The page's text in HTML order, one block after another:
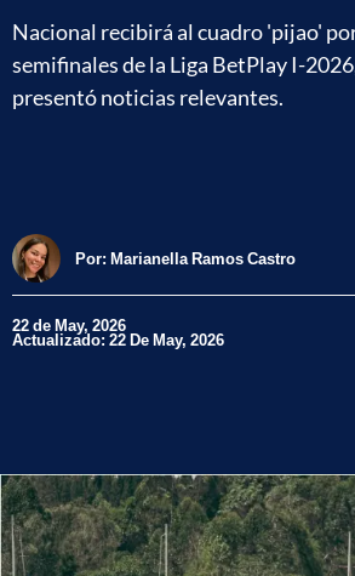
Nacional recibirá al cuadro 'pijao'
semifinales de la Liga BetPlay I-
presentó noticias relevantes.
Por: Marianella Ramos Castro
22 de May, 2026
Actualizado: 22 De May, 2026